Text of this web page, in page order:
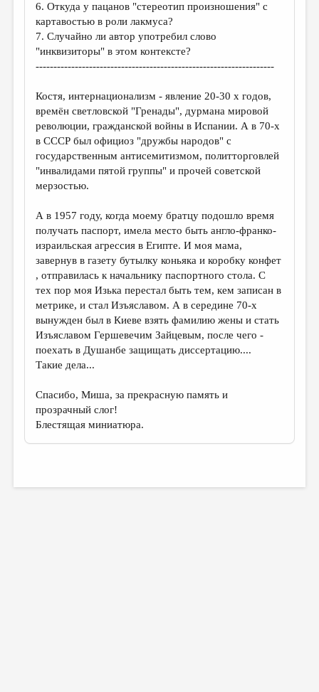
6. Откуда у пацанов "стереотип произношения" с
картавостью в роли лакмуса?
7. Случайно ли автор употребил слово
"инквизиторы" в этом контексте?
-------------------------------------------------------------------
Костя, интернационализм - явление 20-30 х годов,
времён светловской "Гренады", дурмана мировой
революции, гражданской войны в Испании. А в 70-х
в СССР был официоз "дружбы народов" с
государственным антисемитизмом, политторговлей
"инвалидами пятой группы" и прочей советской
мерзостью.
А в 1957 году, когда моему братцу подошло время
получать паспорт, имела место быть англо-франко-
израильская агрессия в Египте. И моя мама,
завернув в газету бутылку коньяка и коробку конфет
, отправилась к начальнику паспортного стола. С
тех пор моя Изька перестал быть тем, кем записан в
метрике, и стал Изъяславом. А в середине 70-х
вынужден был в Киеве взять фамилию жены и стать
Изъяславом Гершевечим Зайцевым, после чего -
поехать в Душанбе защищать диссертацию....
Такие дела...
Спасибо, Миша, за прекрасную память и
прозрачный слог!
Блестящая миниатюра.